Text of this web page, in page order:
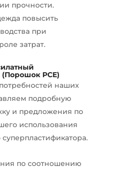
прочности.
повысить
при
затрат.
PCE)
наших
подробную
и предложения по
использования
по соотношению